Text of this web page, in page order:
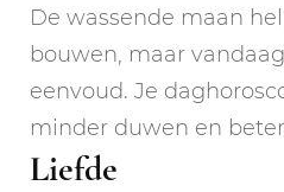
De wassende maan
bouwen, maar
eenvoud. Je
minder duwen en
Liefde